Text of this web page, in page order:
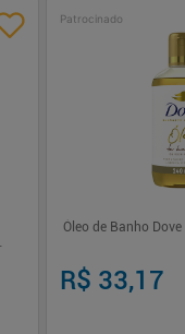
Patrocinado
Óleo de Banho
R$ 33,17